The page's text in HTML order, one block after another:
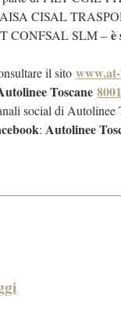
CISAL
CONFSAL SLM – è
il sito
Toscane
social di Autolinee
: Autolinee